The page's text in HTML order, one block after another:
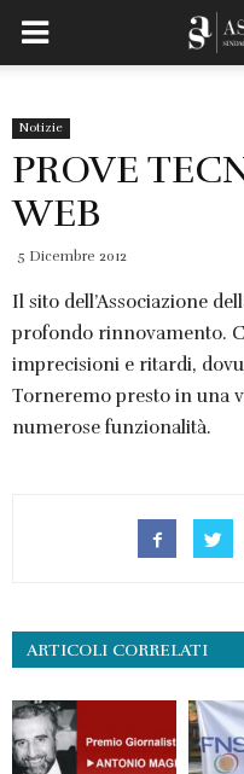
Notizie
PROVE
WEB
5 Dicembre 2012
Il sito dell’Associazione
profondo rinnovamento.
imprecisioni e ritardi,
Torneremo presto in una
numerose funzionalità.
ARTICOLI CORRELATI